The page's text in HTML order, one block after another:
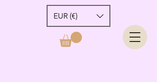
EUR (€)